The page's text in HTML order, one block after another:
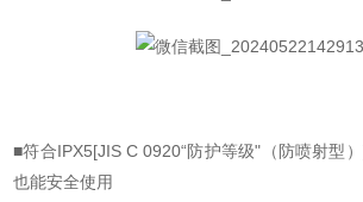
■符合IPX5[JIS C 0920“防护等级"（防喷射型
也能安全使用